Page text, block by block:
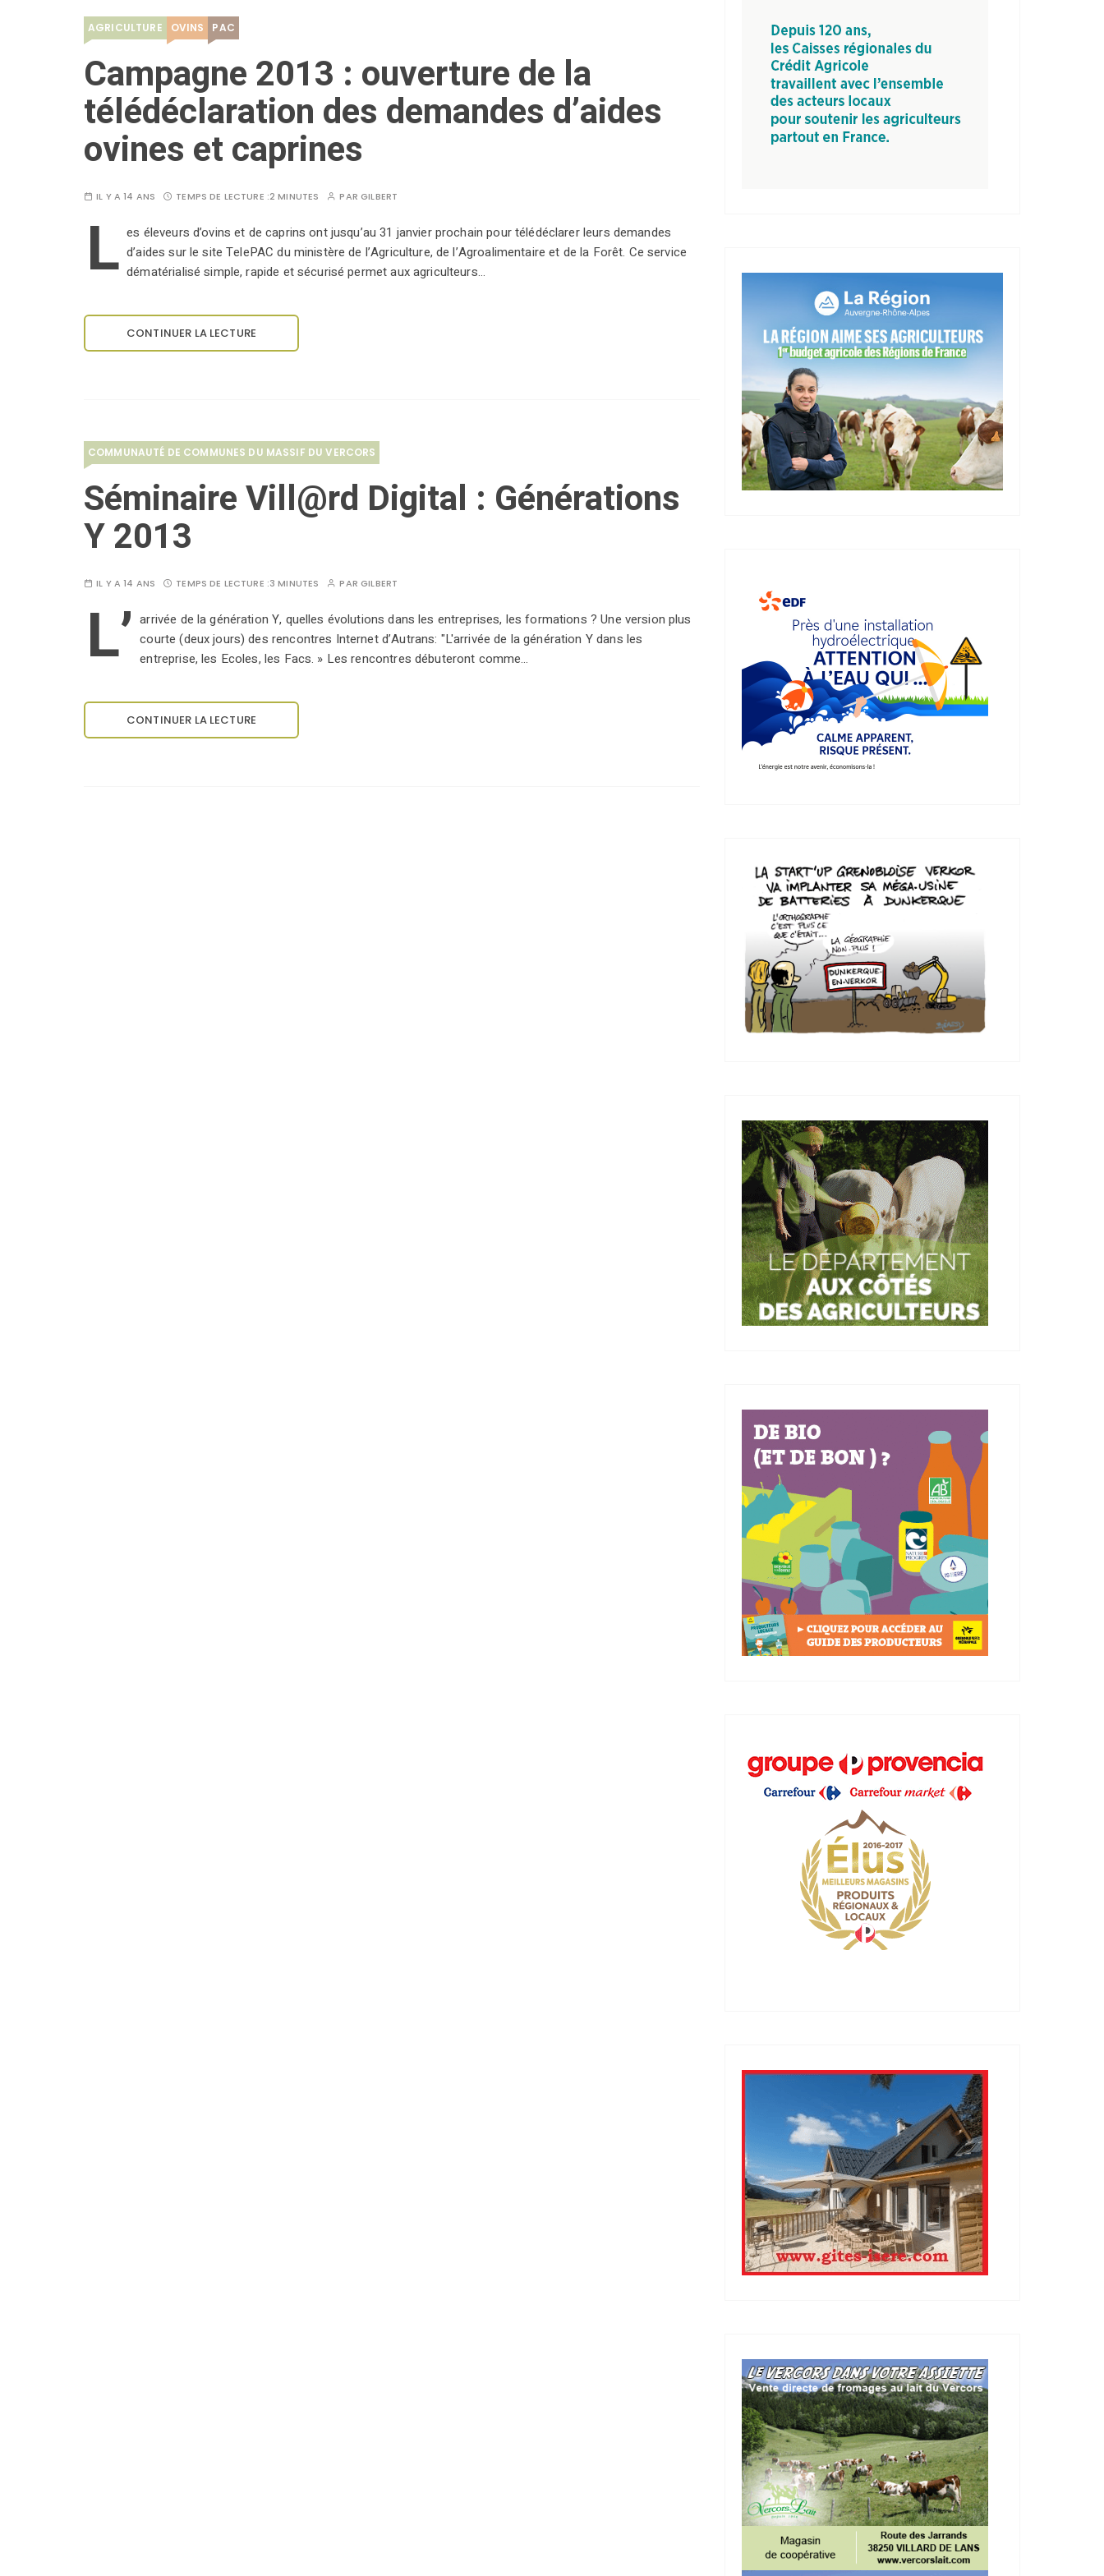
AGRICULTURE OVINS PAC
Campagne 2013 : ouverture de la
télédéclaration des demandes d’aides
ovines et caprines
IL Y A 14 ANS TEMPS DE LECTURE :2 MINUTES PARGILBERT
L es éleveurs d’ovins et de caprins ont jusqu’au 31 janvier prochain pour télédéclarer leurs demandes
d’aides sur le site TelePAC du ministère de l’Agriculture, de l’Agroalimentaire et de la Forêt. Ce service
dématérialisé simple, rapide et sécurisé permet aux agriculteurs…
CONTINUER LA LECTURE
COMMUNAUTÉ DE COMMUNES DU MASSIF DU VERCORS
Séminaire Vill@rd Digital : Générations
Y 2013
IL Y A 14 ANS TEMPS DE LECTURE :3 MINUTES PARGILBERT
L’ arrivée de la génération Y, quelles évolutions dans les entreprises, les formations ? Une version plus
courte (deux jours) des rencontres Internet d’Autrans: "L'arrivée de la génération Y dans les
entreprise, les Ecoles, les Facs. » Les rencontres débuteront comme…
CONTINUER LA LECTURE